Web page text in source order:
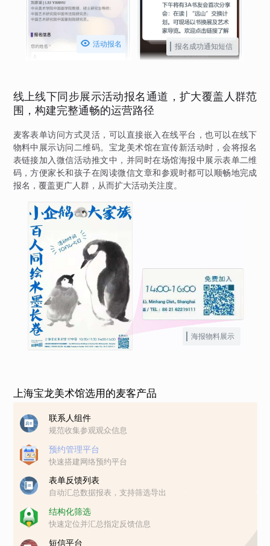
 活动报名 报名成功通知短信
线上线下同步展示活动报名通道，扩大覆盖人群范
围，构建完整通畅的运营路径
麦客表单访问方式灵活，可以直接嵌入在线平台，也可以在线下
物料中展示访问二维码。宝龙美术馆在宣传新活动时，会将报名
表链接加入微信活动推文中，并同时在场馆海报中展示表单二维
码，方便家长和孩子在阅读微信文章和参观时都可以顺畅地完成
报名，覆盖更广人群，从而扩大活动关注度。
海报物料展示
上海宝龙美术馆选用的麦客产品
联系人组件
规范收集参观观众信息
预约管理平台
快速搭建网络预约平台
表单反馈列表
自动汇总数据报表，支持筛选导出
结构化筛选
快速定位并汇总指定反馈信息
短信平台